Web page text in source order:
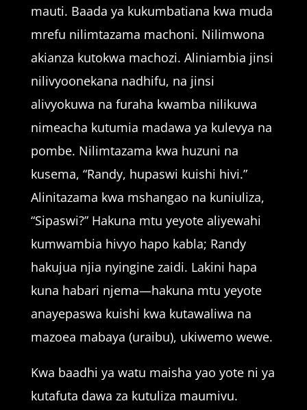
mauti. Baada ya kukumbatiana kwa muda
mrefu nilimtazama machoni. Nilimwona
akianza kutokwa machozi. Aliniambia jinsi
nilivyoonekana nadhifu, na jinsi
alivyokuwa na furaha kwamba nilikuwa
nimeacha kutumia madawa ya kulevya na
pombe. Nilimtazama kwa huzuni na
kusema, “Randy, hupaswi kuishi hivi.”
Alinitazama kwa mshangao na kuniuliza,
“Sipaswi?” Hakuna mtu yeyote aliyewahi
kumwambia hivyo hapo kabla; Randy
hakujua njia nyingine zaidi. Lakini hapa
kuna habari njema—hakuna mtu yeyote
anayepaswa kuishi kwa kutawaliwa na
mazoea mabaya (uraibu), ukiwemo wewe.
Kwa baadhi ya watu maisha yao yote ni ya
kutafuta dawa za kutuliza maumivu.